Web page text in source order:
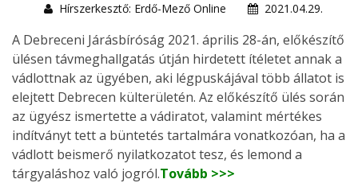
Hírszerkesztő: Erdő-Mező Online 2021.04.29.
A Debreceni Járásbíróság 2021. április 28-án, előkészítő
ülésen távmeghallgatás útján hirdetett ítéletet annak a
vádlottnak az ügyében, aki légpuskájával több állatot is
elejtett Debrecen külterületén. Az előkészítő ülés során
az ügyész ismertette a vádiratot, valamint mértékes
indítványt tett a büntetés tartalmára vonatkozóan, ha a
vádlott beismerő nyilatkozatot tesz, és lemond a
tárgyaláshoz való jogról.Tovább >>>